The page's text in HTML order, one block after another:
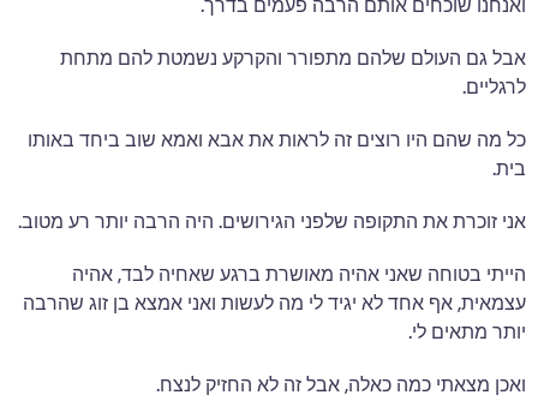
ואנחנו שוכחים אותם הרבה פעמים בדרך.
אבל גם העולם שלהם מתפורר והקרקע נשמטת להם מתחת
לרגליים.
כל מה שהם היו רוצים זה לראות את אבא ואמא שוב ביחד באותו
בית.
אני זוכרת את התקופה שלפני הגירושים. היה הרבה יותר רע מטוב.
הייתי בטוחה שאני אהיה מאושרת ברגע שאחיה לבד, אהיה
עצמאית, אף אחד לא יגיד לי מה לעשות ואני אמצא בן זוג שהרבה
יותר מתאים לי.
ואכן מצאתי כמה כאלה, אבל זה לא החזיק לנצח.